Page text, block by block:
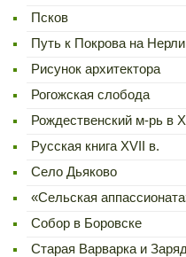
Псков
Путь к Покрова на Нерли
Рисунок архитектора
Рогожская слобода
Рождественский м-рь в
Русская книга XVII в.
Село Дьяково
«Сельская
Cобор в Боровске
Старая Варварка и